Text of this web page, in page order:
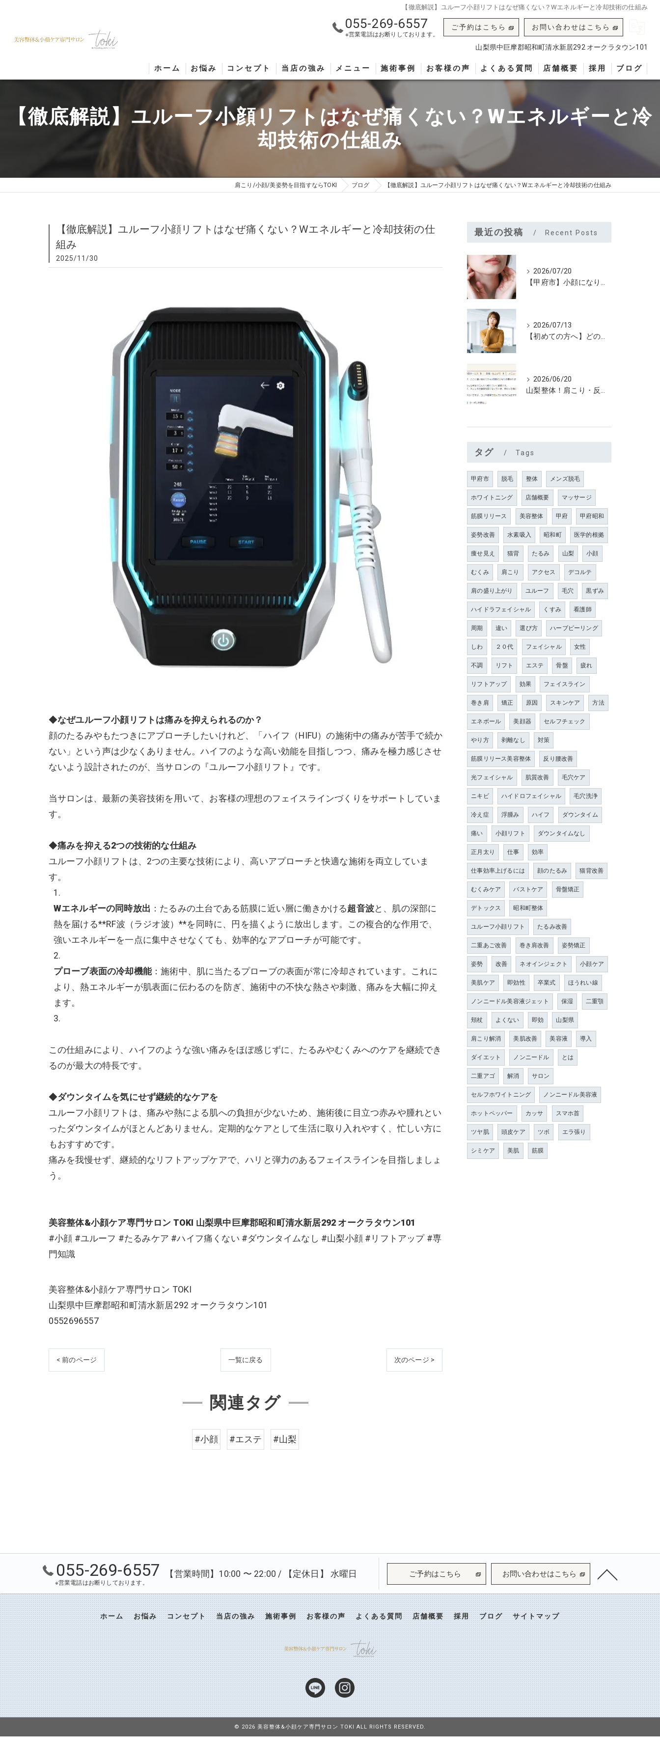
【徹底解説】ユルーフ小顔リフトはなぜ痛くない？Wエネルギーと冷却技術の仕組み
055-269-6557
※営業電話はお断りしております。
ご予約はこちら お問い合わせはこちら
山梨県中巨摩郡昭和町清水新居292 オークラタウン101
ホーム お悩み コンセプト 当店の強み メニュー 施術事例 お客様の声 よくある質問 店舗概要 採用 ブログ
【徹底解説】ユルーフ小顔リフトはなぜ痛くない？Wエネルギーと冷
却技術の仕組み
肩こり/小顔/美姿勢を目指すならTOKI ブログ 【徹底解説】ユルーフ小顔リフトはなぜ痛くない？Wエネルギーと冷却技術の仕組み
【徹底解説】ユルーフ小顔リフトはなぜ痛くない？Wエネルギーと冷却技術の仕
組み
2025/11/30
◆なぜユルーフ小顔リフトは痛みを抑えられるのか？
顔のたるみやもたつきにアプローチしたいけれど、「ハイフ（HIFU）の施術中の痛みが苦手で続か
ない」という声は少なくありません。ハイフのような高い効能を目指しつつ、痛みを極力感じさせ
ないよう設計されたのが、当サロンの『ユルーフ小顔リフト』です。
当サロンは、最新の美容技術を用いて、お客様の理想のフェイスラインづくりをサポートしていま
す。
◆痛みを抑える2つの技術的な仕組み
ユルーフ小顔リフトは、2つの主要な技術により、高いアプローチと快適な施術を両立していま
す。
Wエネルギーの同時放出 ：たるみの土台である筋膜に近い層に働きかける超音波と、肌の深部に
熱を届ける**RF波（ラジオ波）**を同時に、円を描くように放出します。この複合的な作用で、
強いエネルギーを一点に集中させなくても、効率的なアプローチが可能です。
プローブ表面の冷却機能：施術中、肌に当たるプローブの表面が常に冷却されています。これに
より、熱エネルギーが肌表面に伝わるのを防ぎ、施術中の不快な熱さや刺激、痛みを大幅に抑え
ます。
この仕組みにより、ハイフのような強い痛みをほぼ感じずに、たるみやむくみへのケアを継続でき
るのが最大の特長です。
◆ダウンタイムを気にせず継続的なケアを
ユルーフ小顔リフトは、痛みや熱による肌への負担が少ないため、施術後に目立つ赤みや腫れとい
ったダウンタイムがほとんどありません。定期的なケアとして生活に取り入れやすく、忙しい方に
もおすすめです。
痛みを我慢せず、継続的なリフトアップケアで、ハリと弾力のあるフェイスラインを目指しましょ
う。
美容整体&小顔ケア専門サロン TOKI 山梨県中巨摩郡昭和町清水新居292 オークラタウン101
#小顔 #ユルーフ #たるみケア #ハイフ痛くない #ダウンタイムなし #山梨小顔 #リフトアップ #専
門知識
美容整体&小顔ケア専門サロン TOKI
山梨県中巨摩郡昭和町清水新居292 オークラタウン101
0552696557
< 前のページ 一覧に戻る 次のページ >
関連タグ
#小顔 #エステ #山梨
最近の投稿 Recent Posts
2026/07/20
【甲府市】小顔になりたいなら夏こそユルーフがおすすめ！たるみケアは早めが大切
2026/07/13
【初めての方へ】どのメニューを選べばいいのか迷っていませんか？
2026/06/20
山梨整体！肩こり・反り腰が3回で劇的改善…ゴリゴリ揉まない最新筋膜整体
タグ Tags
甲府市 脱毛 整体 メンズ脱毛
ホワイトニング 店舗概要 マッサージ
筋膜リリース 美容整体 甲府 甲府昭和
姿勢改善 水素吸入 昭和町 医学的根拠
痩せ見え 猫背 たるみ 山梨 小顔
むくみ 肩こり アクセス デコルテ
肩の盛り上がり ユルーフ 毛穴 黒ずみ
ハイドラフェイシャル くすみ 看護師
周期 違い 選び方 ハーブピーリング
しわ ２０代 フェイシャル 女性
不調 リフト エステ 骨盤 疲れ
リフトアップ 効果 フェイスライン
巻き肩 矯正 原因 スキンケア 方法
エネボール 美顔器 セルフチェック
やり方 剥離なし 対策
筋膜リリース美容整体 反り腰改善
光フェイシャル 肌質改善 毛穴ケア
ニキビ ハイドロフェイシャル 毛穴洗浄
冷え症 浮腫み ハイフ ダウンタイム
痛い 小顔リフト ダウンタイムなし
正月太り 仕事 効率
仕事効率上げるには 顔のたるみ 猫背改善
むくみケア バストケア 骨盤矯正
デトックス 昭和町整体
ユルーフ小顔リフト たるみ改善
二重あご改善 巻き肩改善 姿勢矯正
姿勢 改善 ネオインジェクト 小顔ケア
美肌ケア 即効性 卒業式 ほうれい線
ノンニードル美容液ジェット 保湿 二重顎
頬杖 よくない 即効 山梨県
肩こり解消 美肌改善 美容液 導入
ダイエット ノンニードル とは
二重アゴ 解消 サロン
セルフホワイトニング ノンニードル美容液
ホットペッパー カッサ スマホ首
ツヤ肌 頭皮ケア ツボ エラ張り
シミケア 美肌 筋膜
055-269-6557
※営業電話はお断りしております。
【営業時間】10:00 〜 22:00 / 【定休日】 水曜日 ご予約はこちら お問い合わせはこちら
ホーム お悩み コンセプト 当店の強み 施術事例 お客様の声 よくある質問 店舗概要 採用 ブログ サイトマップ
© 2026 美容整体&小顔ケア専門サロン TOKI ALL RIGHTS RESERVED.